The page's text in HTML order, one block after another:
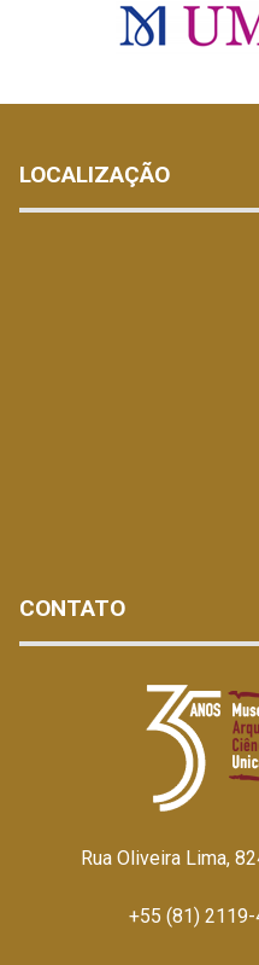
LOCALIZAÇÃO
CONTATO
Rua Oliveira Lima,
+55 (81)